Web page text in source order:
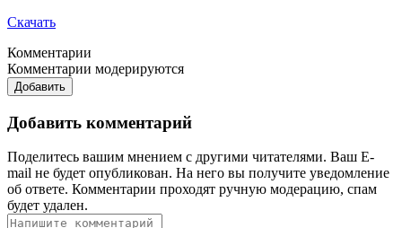
Скачать
Комментарии
Комментарии модерируются
Добавить
Добавить комментарий
Поделитесь вашим мнением с другими читателями. Ваш E-
mail не будет опубликован. На него вы получите уведомление
об ответе. Комментарии проходят ручную модерацию, спам
будет удален.